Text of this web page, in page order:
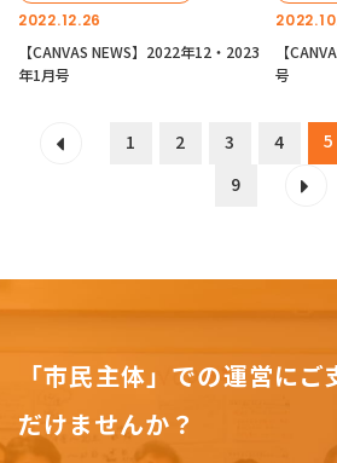
2022.12.26
【CANVAS NEWS】2022年12・2023
年1月号
【
号
1 2 3 4 5
9
「市民主体」での運営に
だけませんか？